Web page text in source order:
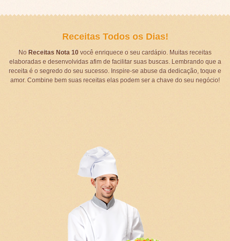
Receitas Todos os Dias!
No Receitas Nota 10você enriquece o seu cardápio. Muitas receitas
elaboradas e desenvolvidas afim de facilitar suas buscas. Lembrando que a
receita é o segredo do seu sucesso. Inspire-se abuse da dedicação, toque e
amor. Combine bem suas receitas elas podem ser a chave do seu negócio!